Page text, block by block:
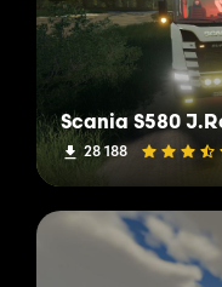
Scania S580
28 188